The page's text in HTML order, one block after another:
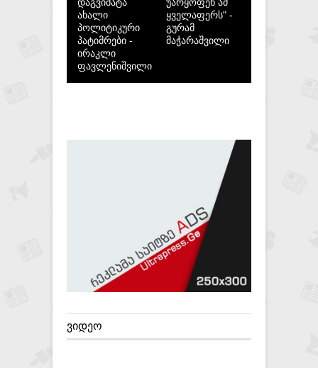
ახალი
პოლიტიკური
პატიმრები -
ირაკლი
ფავლენიშვილი
ყველაფერს" -
გურამ
მაჭარაშვილი
ᲕᲘᲓᲔᲝ